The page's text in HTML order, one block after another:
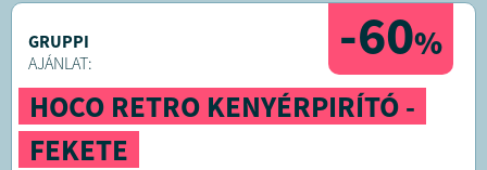
-60%
GRUPPI
AJÁNLAT:
HOCO RETRO KENYÉRPIRÍTÓ -
FEKETE